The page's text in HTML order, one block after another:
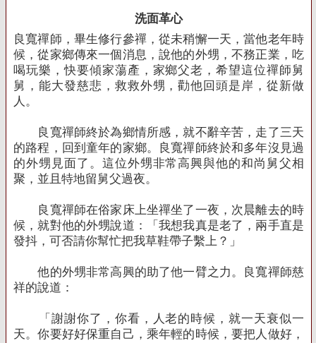
洗面革心
良寬禪師，畢生修行參禪，從未稍懈一天，當他老年時
候，從家鄉傳來一個消息，說他的外甥，不務正業，吃
喝玩樂，快要傾家蕩產，家鄉父老，希望這位禪師舅
舅，能大發慈悲，救救外甥，勸他回頭是岸，從新做
人。
良寬禪師終於為鄉情所感，就不辭辛苦，走了三天
的路程，回到童年的家鄉。良寬禪師終於和多年沒見過
的外甥見面了。這位外甥非常高興與他的和尚舅父相
聚，並且特地留舅父過夜。
良寬禪師在俗家床上坐禪坐了一夜，次晨離去的時
候，就對他的外甥說道：「我想我真是老了，兩手直是
發抖，可否請你幫忙把我草鞋帶子繫上？」
他的外甥非常高興的助了他一臂之力。良寬禪師慈
祥的說道：
「謝謝你了，你看，人老的時候，就一天衰似一
天。你要好好保重自己，乘年輕的時候，要把人做好，